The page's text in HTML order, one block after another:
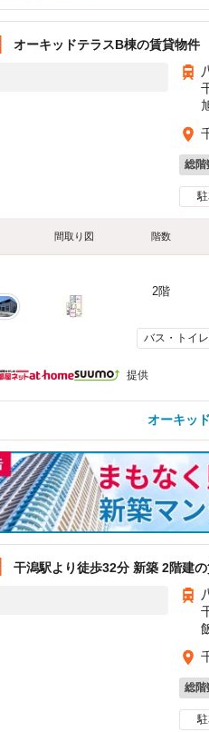
オーキッドテラスB棟の賃貸物件
総階
間取り図 階数
2階
バス・トイレ
提供
オーキッ
干潟駅より徒歩32分 新築 2階建
総階